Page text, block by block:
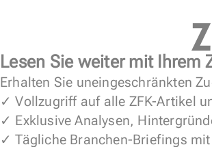
Lesen Sie weiter mit Ihrem
Erhalten Sie uneingeschränkten
✓ Vollzugriff auf alle ZFK-Artikel
✓ Exklusive Analysen,
✓ Tägliche Branchen-Briefings